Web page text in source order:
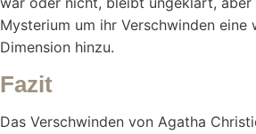
Mysterium um ihr Verschwinden eine
Dimension hinzu.
Fazit
Das Verschwinden von Agatha